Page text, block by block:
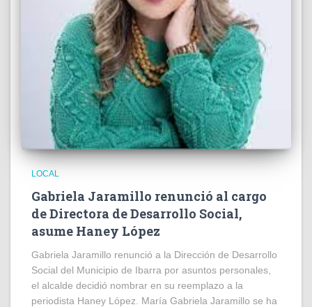
LOCAL
Gabriela Jaramillo renunció al cargo
de Directora de Desarrollo Social,
asume Haney López
Gabriela Jaramillo renunció a la Dirección de Desarrollo
Social del Municipio de Ibarra por asuntos personales,
el alcalde decidió nombrar en su reemplazo a la
periodista Haney López. María Gabriela Jaramillo se ha